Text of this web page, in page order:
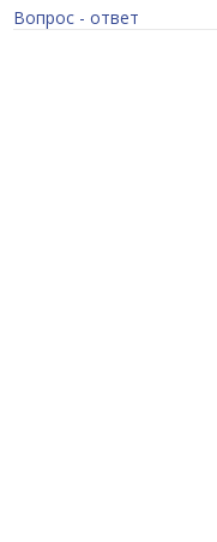
Вопрос - ответ